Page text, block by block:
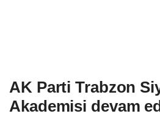
AK Parti Trabzon
Akademisi devam